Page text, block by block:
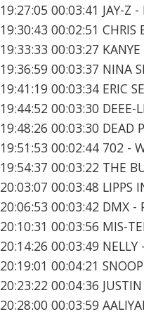
19:27:05 00:03:41 JAY-Z -
19:30:43 00:02:51 CHRIS
19:33:33 00:03:27 KANYE
19:36:59 00:03:37 NINA
19:41:19 00:03:34 ERIC
19:44:52 00:03:30 DEEE-
19:48:26 00:03:30 DEAD
19:51:53 00:02:44 702 -
19:54:37 00:03:22 THE
20:03:07 00:03:48 LIPPS
20:06:53 00:03:42 DMX -
20:10:31 00:03:56 MIS-
20:14:26 00:03:49 NELLY
20:19:01 00:04:21
20:23:22 00:04:36
20:28:00 00:03:59